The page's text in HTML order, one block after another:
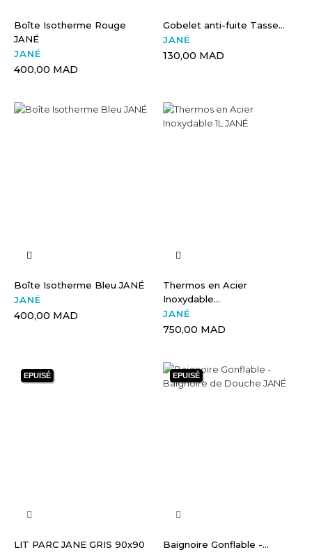
Boîte Isotherme Rouge
JANÉ
JANÉ
400,00 MAD
Gobelet anti-fuite Tasse...
JANÉ
130,00 MAD
Boîte Isotherme Bleu JANÉ
JANÉ
400,00 MAD
Thermos en Acier
Inoxydable...
JANÉ
750,00 MAD
EPUISÉ
LIT PARC JANE GRIS 90x90
EPUISÉ
Baignoire Gonflable -...